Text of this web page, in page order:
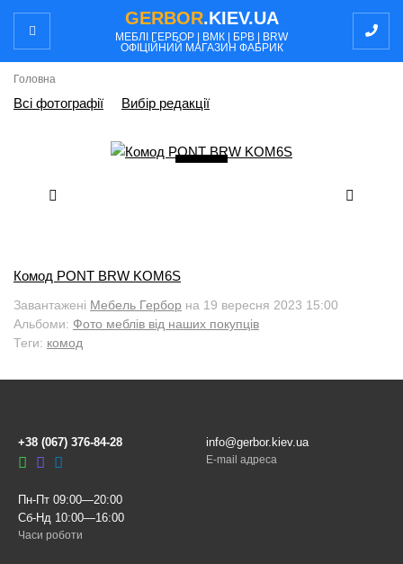
GERBOR.KIEV.UA
МЕБЛI ГЕРБОР | ВМК | БРВ | BRW
ОФІЦІЙНИЙ МАГАЗИН ФАБРИК
Головна
Всі фотографії Вибір редакції
Комод PONT BRW KOM6S
Завантажені Мебель Гербор на 19 вересня 2023 15:00
Альбоми: Фото меблів від наших покупців
Теги: комод
+38 (067) 376-84-28 info@gerbor.kiev.ua
E-mail адреса
Пн-Пт 09:00—20:00
Сб-Нд 10:00—16:00
Часи роботи